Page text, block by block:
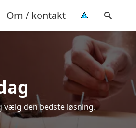
Om / kontakt
vælg den bedste løsning.